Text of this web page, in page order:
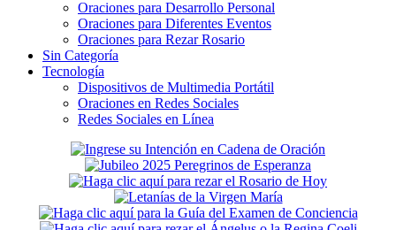
Oraciones para Desarrollo Personal
Oraciones para Diferentes Eventos
Oraciones para Rezar Rosario
Sin Categoría
Tecnología
Dispositivos de Multimedia Portátil
Oraciones en Redes Sociales
Redes Sociales en Línea
Secondary
Sidebar